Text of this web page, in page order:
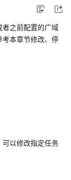
之前配置的广域
考本章节修改、停
可以修改指定任务